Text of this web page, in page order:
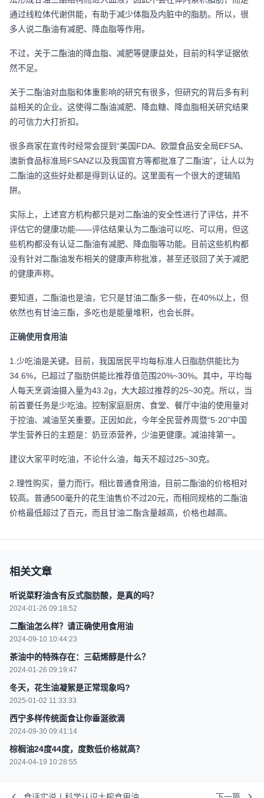
通过线粒体代谢供能，有助于减少体脂及内脏中的脂肪。所以，很
多人说二酯油有减肥、降血脂等作用。
不过，关于二酯油的降血脂、减肥等健康益处，目前的科学证据依
然不足。
关于二酯油对血脂和体重影响的研究有很多，但研究的背后多有利
益相关的企业。这使得二酯油减肥、降血糖、降血脂相关研究结果
的可信力大打折扣。
很多商家在宣传时经常会提到“美国FDA、欧盟食品安全局EFSA、
澳新食品标准局FSANZ以及我国官方等都批准了二酯油”，让人以为
二酯油的这些好处都是得到认证的。这里面有一个很大的逻辑陷
阱。
实际上，上述官方机构都只是对二酯油的安全性进行了评估，并不
评估它的健康功能——评估结果认为二酯油可以吃、可以用，但这
些机构都没有认证二酯油有减肥、降血脂等功能。目前这些机构都
没有针对二酯油发布相关的健康声称批准，甚至还驳回了关于减肥
的健康声称。
要知道，二酯油也是油，它只是甘油二酯多一些，在40%以上，但
依然也有甘油三酯，多吃也是能量堆积，也会长胖。
正确使用食用油
1.少吃油是关键。目前，我国居民平均每标准人日脂肪供能比为
34.6%，已超过了脂肪供能比推荐值范围20%~30%。其中，平均每
人每天烹调油摄入量为43.2g，大大超过推荐的25~30克。所以，当
前首要任务是少吃油。控制家庭厨房、食堂、餐厅中油的使用量对
于控油、减油至关重要。正因如此，今年全民营养周暨“5·20”中国
学生营养日的主题是：奶豆添营养，少油更健康。减油排第一。
建议大家平时吃油，不论什么油，每天不超过25~30克。
2.理性购买，量力而行。相比普通食用油，目前二酯油的价格相对
较高。普通500毫升的花生油售价不过20元，而相同规格的二酯油
价格最低超过了百元，而且甘油二酯含量越高，价格也越高。
相关文章
听说菜籽油含有反式脂肪酸，是真的吗？
2024-01-26 09:18:52
二酯油怎么样？请正确使用食用油
2024-09-10 10:44:23
茶油中的特殊存在：三萜烯醇是什么？
2024-01-26 09:19:47
冬天，花生油凝絮是正常现象吗?
2025-01-02 11:33:33
西宁多样传统面食让你垂涎欲滴
2024-09-30 09:41:14
棕榈油24度44度，度数低价格就高？
2024-04-19 10:28:55